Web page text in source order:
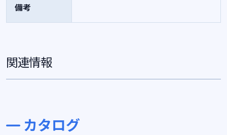
備考
関連情報
カタログ